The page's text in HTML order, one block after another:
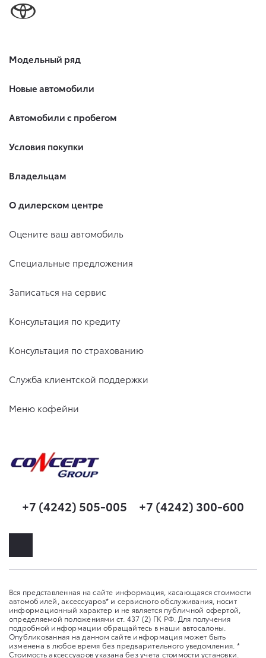
Модельный ряд
Новые автомобили
Автомобили с пробегом
Условия покупки
Владельцам
О дилерском центре
Оцените ваш автомобиль
Специальные предложения
Записаться на сервис
Консультация по кредиту
Консультация по страхованию
Служба клиентской поддержки
Меню кофейни
+7 (4242) 505-005 +7 (4242) 300-600
Вся представленная на сайте информация, касающаяся стоимости
автомобилей, аксессуаров* и сервисного обслуживания, носит
информационный характер и не является публичной офертой,
определяемой положениями ст. 437 (2) ГК РФ. Для получения
подробной информации обращайтесь в наши автосалоны.
Опубликованная на данном сайте информация может быть
изменена в любое время без предварительного уведомления. *
Стоимость аксессуаров указана без учета стоимости установки.